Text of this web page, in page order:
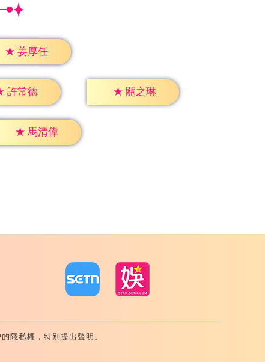
★ 姜厚任
許常德 ★ 關之琳
★ 馬清偉
宗路一段159號 02-8792-8888
隱私權，特別提出聲明。